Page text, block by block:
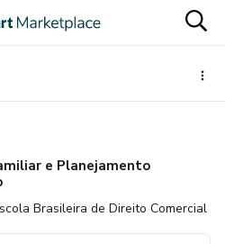
e Planejamento
Brasileira de Direito Comercial